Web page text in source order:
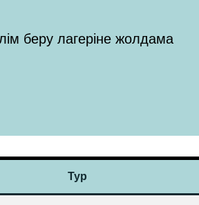
беру лагеріне жолдама
Тур